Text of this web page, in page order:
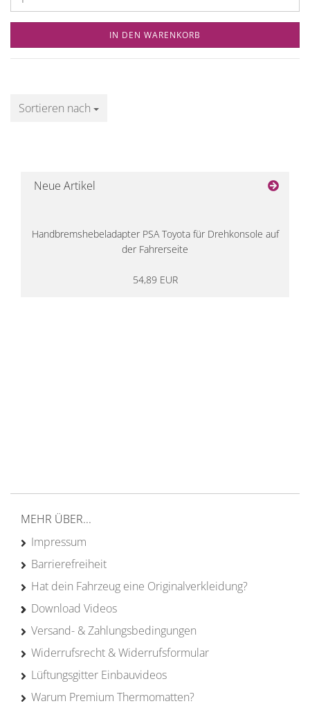
IN DEN WARENKORB
Sortieren nach
Sortieren nach
Neue Artikel
Handbremshebeladapter PSA Toyota für Drehkonsole auf
der Fahrerseite
54,89 EUR
MEHR ÜBER...
Impressum
Barrierefreiheit
Hat dein Fahrzeug eine Originalverkleidung?
Download Videos
Versand- & Zahlungsbedingungen
Widerrufsrecht & Widerrufsformular
Lüftungsgitter Einbauvideos
Warum Premium Thermomatten?